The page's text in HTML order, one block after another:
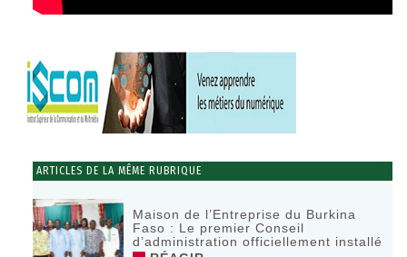
ARTICLES DE LA MÊME RUBRIQUE
Maison de l’Entreprise du Burkina
Faso : Le premier Conseil
d’administration officiellement installé